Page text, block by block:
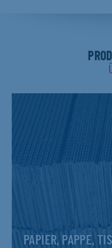
PAPIER, PAPPE,